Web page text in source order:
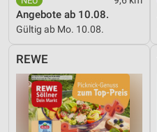
Angebote ab 10.08.
Gültig ab Mo. 10.08.
REWE